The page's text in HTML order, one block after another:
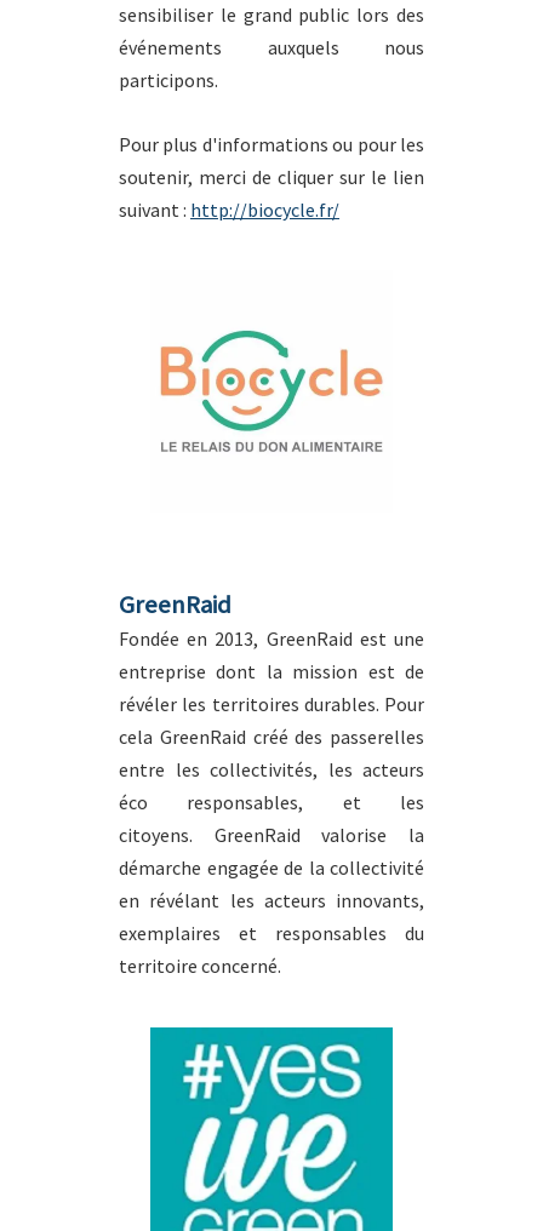
sensibiliser le grand public lors des
événements auxquels nous
participons.
Pour plus d'informations ou pour les
soutenir, merci de cliquer sur le lien
suivant : http://biocycle.fr/
GreenRaid
Fondée en 2013, GreenRaid est une
entreprise dont la mission est de
révéler les territoires durables. Pour
cela GreenRaid créé des passerelles
entre les collectivités, les acteurs
éco responsables, et les
citoyens. GreenRaid valorise la
démarche engagée de la collectivité
en révélant les acteurs innovants,
exemplaires et responsables du
territoire concerné.